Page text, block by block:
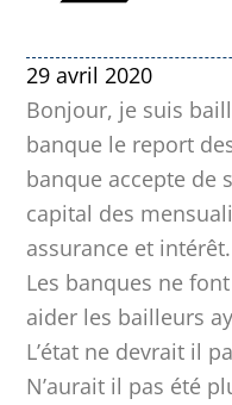
29 avril 2020
Bonjour, je suis
banque le report
banque accepte de
capital des
assurance et intérêt.
Les banques ne
aider les bailleurs
L’état ne devrait il
N’aurait il pas été